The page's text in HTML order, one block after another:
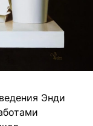
Энди